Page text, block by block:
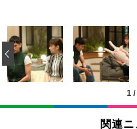
[EdoErgo] オフ
い 跳ね上げ式ア
キング pc 事務椅
ン樹脂ベース 通
(黒網+黒枠+黒足)
￥5,699
SIHOO B100 オフ
ュチェア 人間工
EIZO ビジネス向
EV3240X-WT |
イト
￥105,595
EIZO ビジネス向
Amazonベーシッ
回使い捨て 無香
￥3,373
Amazonベーシッ
x2袋(84枚) ホワイ
1 /
‹
関連ニ